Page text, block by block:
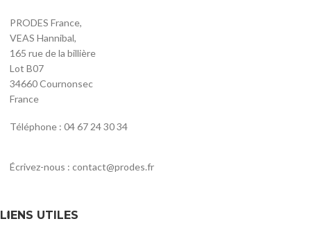
PRODES France,
VEAS Hannibal,
165 rue de la billière
Lot B07
34660 Cournonsec
France
Téléphone : 04 67 24 30 34
Écrivez-nous : contact@prodes.fr
LIENS UTILES